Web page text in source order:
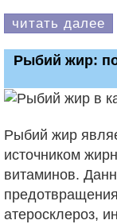
читать далее
Рыбий жир:
Рыбий жир
источником
витаминов.
атеросклероз,